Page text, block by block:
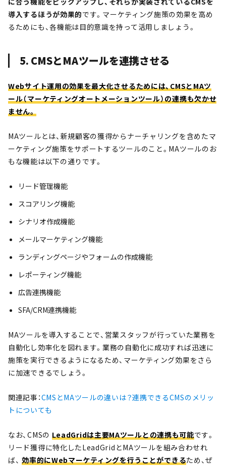
導入するほうが効果的です。マーケティング施策の効果を高め
るためにも、各機能は目的意識を持って活用しましょう。
5. CMSとMAツールを連携させる
Webサイト運用の効果を最大化させるためには、CMSとMAツ
ール（マーケティングオートメーションツール）の連携も欠かせ
ません。
MAツールとは、新規顧客の獲得からナーチャリングを含めたマ
ーケティング施策をサポートするツールのこと。MAツールのお
もな機能は以下の通りです。
リード管理機能
スコアリング機能
シナリオ作成機能
メールマーケティング機能
ランディングページやフォームの作成機能
レポーティング機能
広告連携機能
SFA/CRM連携機能
MAツールを導入することで、営業スタッフが行っていた業務を
自動化し効率化を図れます。業務の自動化に成功すれば迅速に
施策を実行できるようになるため、マーケティング効果をさら
に加速できるでしょう。
関連記事：CMSとMAツールの違いは？連携できるCMSのメリッ
トについても
なお、CMSの LeadGridは主要MAツールとの連携も可能です。
リード獲得に特化したLeadGridとMAツールを組み合わせれ
ば、効率的にWebマーケティングを行うことができるため、ぜ